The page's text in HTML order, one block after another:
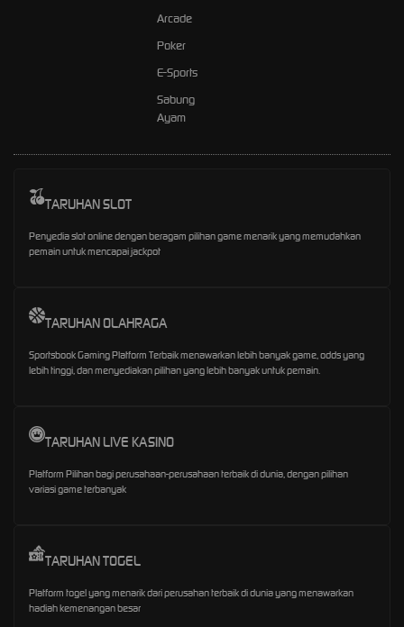
Arcade
Poker
E-Sports
Sabung
Ayam
TARUHAN SLOT
Penyedia slot online dengan beragam pilihan game menarik yang memudahkan
pemain untuk mencapai jackpot
TARUHAN OLAHRAGA
Sportsbook Gaming Platform Terbaik menawarkan lebih banyak game, odds yang
lebih tinggi, dan menyediakan pilihan yang lebih banyak untuk pemain.
TARUHAN LIVE KASINO
Platform Pilihan bagi perusahaan-perusahaan terbaik di dunia, dengan pilihan
variasi game terbanyak
TARUHAN TOGEL
Platform togel yang menarik dari perusahan terbaik di dunia yang menawarkan
hadiah kemenangan besar